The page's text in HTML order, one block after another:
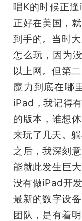
唱K的时候正
正好在美国，
到手的。当时
怎么玩，因为
以上网。但第
魔力到底在哪
iPad，我记得
的版本，谁想
来玩了几天。
之后，我深刻
能就此发生巨
没有做iPad开
最新的数字设
团队，是有着